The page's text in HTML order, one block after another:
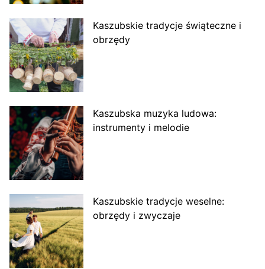
Kaszubskie tradycje świąteczne i
obrzędy
Kaszubska muzyka ludowa:
instrumenty i melodie
Kaszubskie tradycje weselne:
obrzędy i zwyczaje